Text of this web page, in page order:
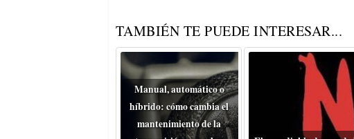
TAMBIÉN TE PUEDE INTERESAR...
Manual, automático o
híbrido: cómo cambia el
mantenimiento de la